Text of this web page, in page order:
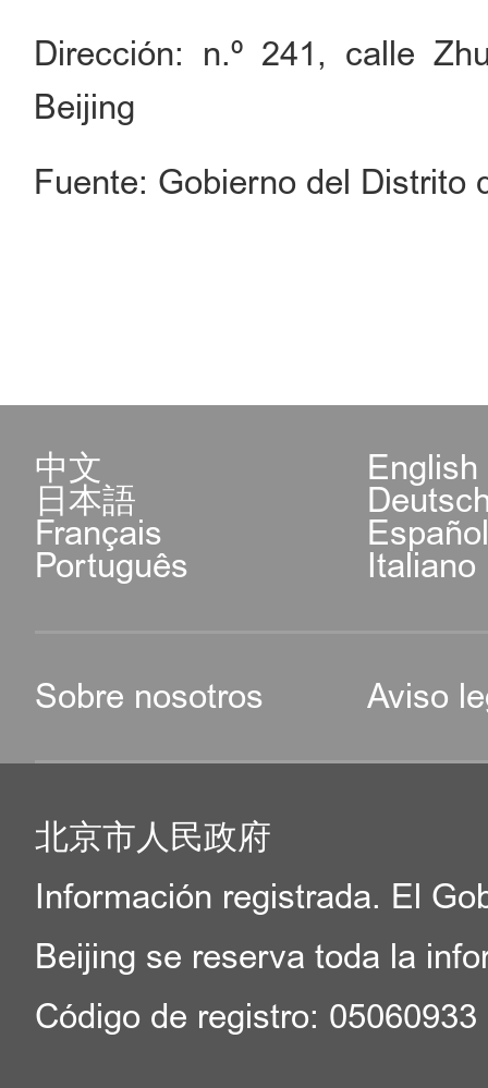
Dirección: n.º 241, calle
Beijing
Fuente: Gobierno del Distrito
中文 English
日本語
Français
Português Italiano
Sobre nosotros Aviso
北京市人民政府
Información registrada. El
Beijing se reserva toda la
Código de registro: 05060933